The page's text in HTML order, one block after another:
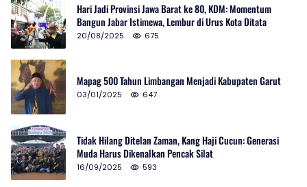
Hari Jadi Provinsi Jawa Barat ke 80, KDM: Momentum
Bangun Jabar Istimewa, Lembur di Urus Kota Ditata
20/08/2025 675
Mapag 500 Tahun Limbangan Menjadi Kabupaten Garut
03/01/2025 647
Tidak Hilang Ditelan Zaman, Kang Haji Cucun: Generasi
Muda Harus Dikenalkan Pencak Silat
16/09/2025 593